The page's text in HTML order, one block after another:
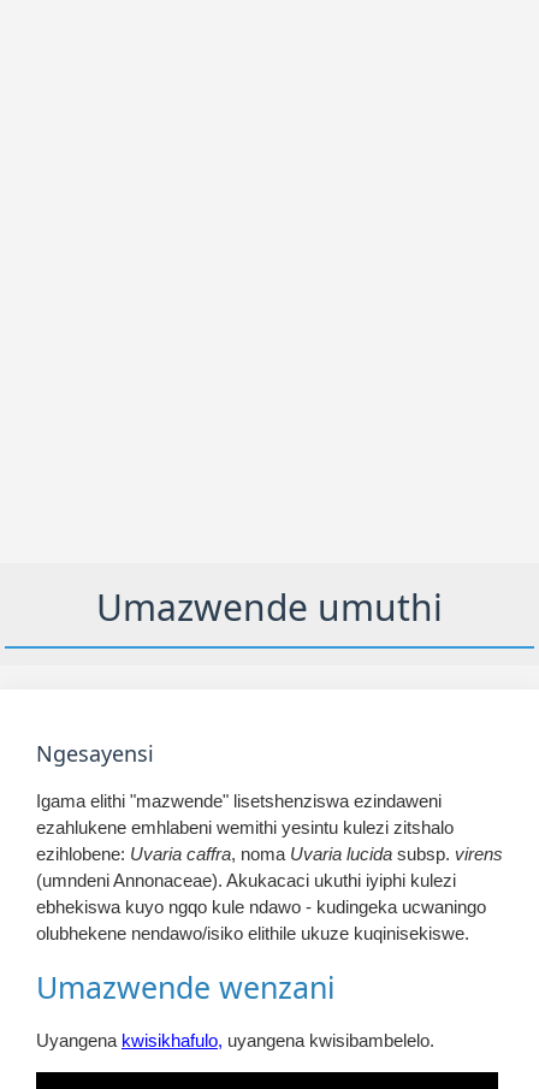
Umazwende umuthi
Ngesayensi
Igama elithi "mazwende" lisetshenziswa ezindaweni
ezahlukene emhlabeni wemithi yesintu kulezi zitshalo
ezihlobene: Uvaria caffra, noma Uvaria lucida subsp. virens
(umndeni Annonaceae). Akukacaci ukuthi iyiphi kulezi
ebhekiswa kuyo ngqo kule ndawo - kudingeka ucwaningo
olubhekene nendawo/isiko elithile ukuze kuqinisekiswe.
Umazwende wenzani
Uyangena kwisikhafulo, uyangena kwisibambelelo.